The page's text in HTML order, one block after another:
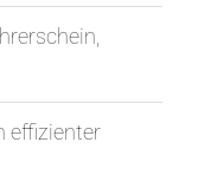
effizienter